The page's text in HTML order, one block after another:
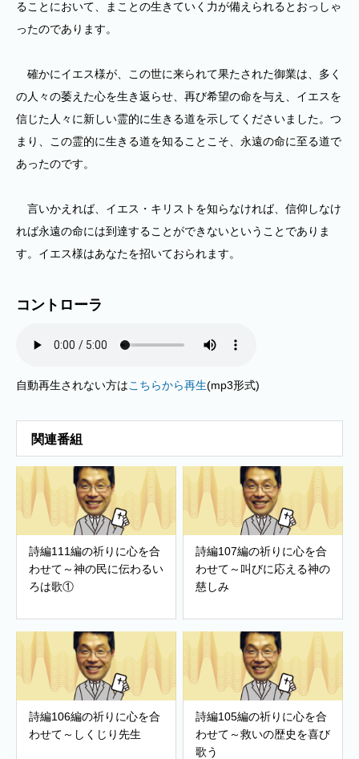
ることにおいて、まことの生きていく力が備えられるとおっしゃ
ったのであります。
確かにイエス様が、この世に来られて果たされた御業は、多く
の人々の萎えた心を生き返らせ、再び希望の命を与え、イエスを
信じた人々に新しい霊的に生きる道を示してくださいました。つ
まり、この霊的に生きる道を知ることこそ、永遠の命に至る道で
あったのです。
言いかえれば、イエス・キリストを知らなければ、信仰しなけ
れば永遠の命には到達することができないということでありま
す。イエス様はあなたを招いておられます。
コントローラ
自動再生されない方はこちらから再生(mp3形式)
関連番組
詩編111編の祈りに心を合
わせて～神の民に伝わるい
ろは歌①
詩編107編の祈りに心を合
わせて～叫びに応える神の
慈しみ
詩編106編の祈りに心を合
わせて～しくじり先生
詩編105編の祈りに心を合
わせて～救いの歴史を喜び
歌う